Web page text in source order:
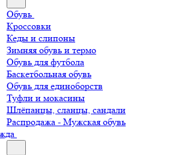
Обувь
Кроссовки
Кеды и слипоны
Зимняя обувь и термо
Обувь для футбола
Баскетбольная обувь
Обувь для единоборств
Туфли и мокасины
Шлёпанцы, сланцы, сандали
Распродажа - Мужская обувь